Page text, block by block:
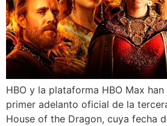
HBO y la plataforma HBO Max
primer adelanto oficial de la
House of the Dragon, cuya fecha